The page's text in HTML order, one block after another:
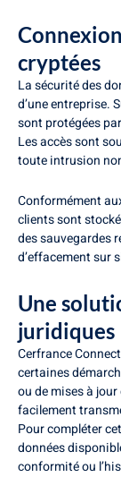
cryptées
La sécurité des
d’une entreprise.
sont protégées
Les accès sont
toute intrusion
Conformément
clients sont
des sauvegardes
d’effacement sur
Une
juridiques
Cerfrance
certaines
ou de mises à
facilement
Pour compléter
données
conformité ou